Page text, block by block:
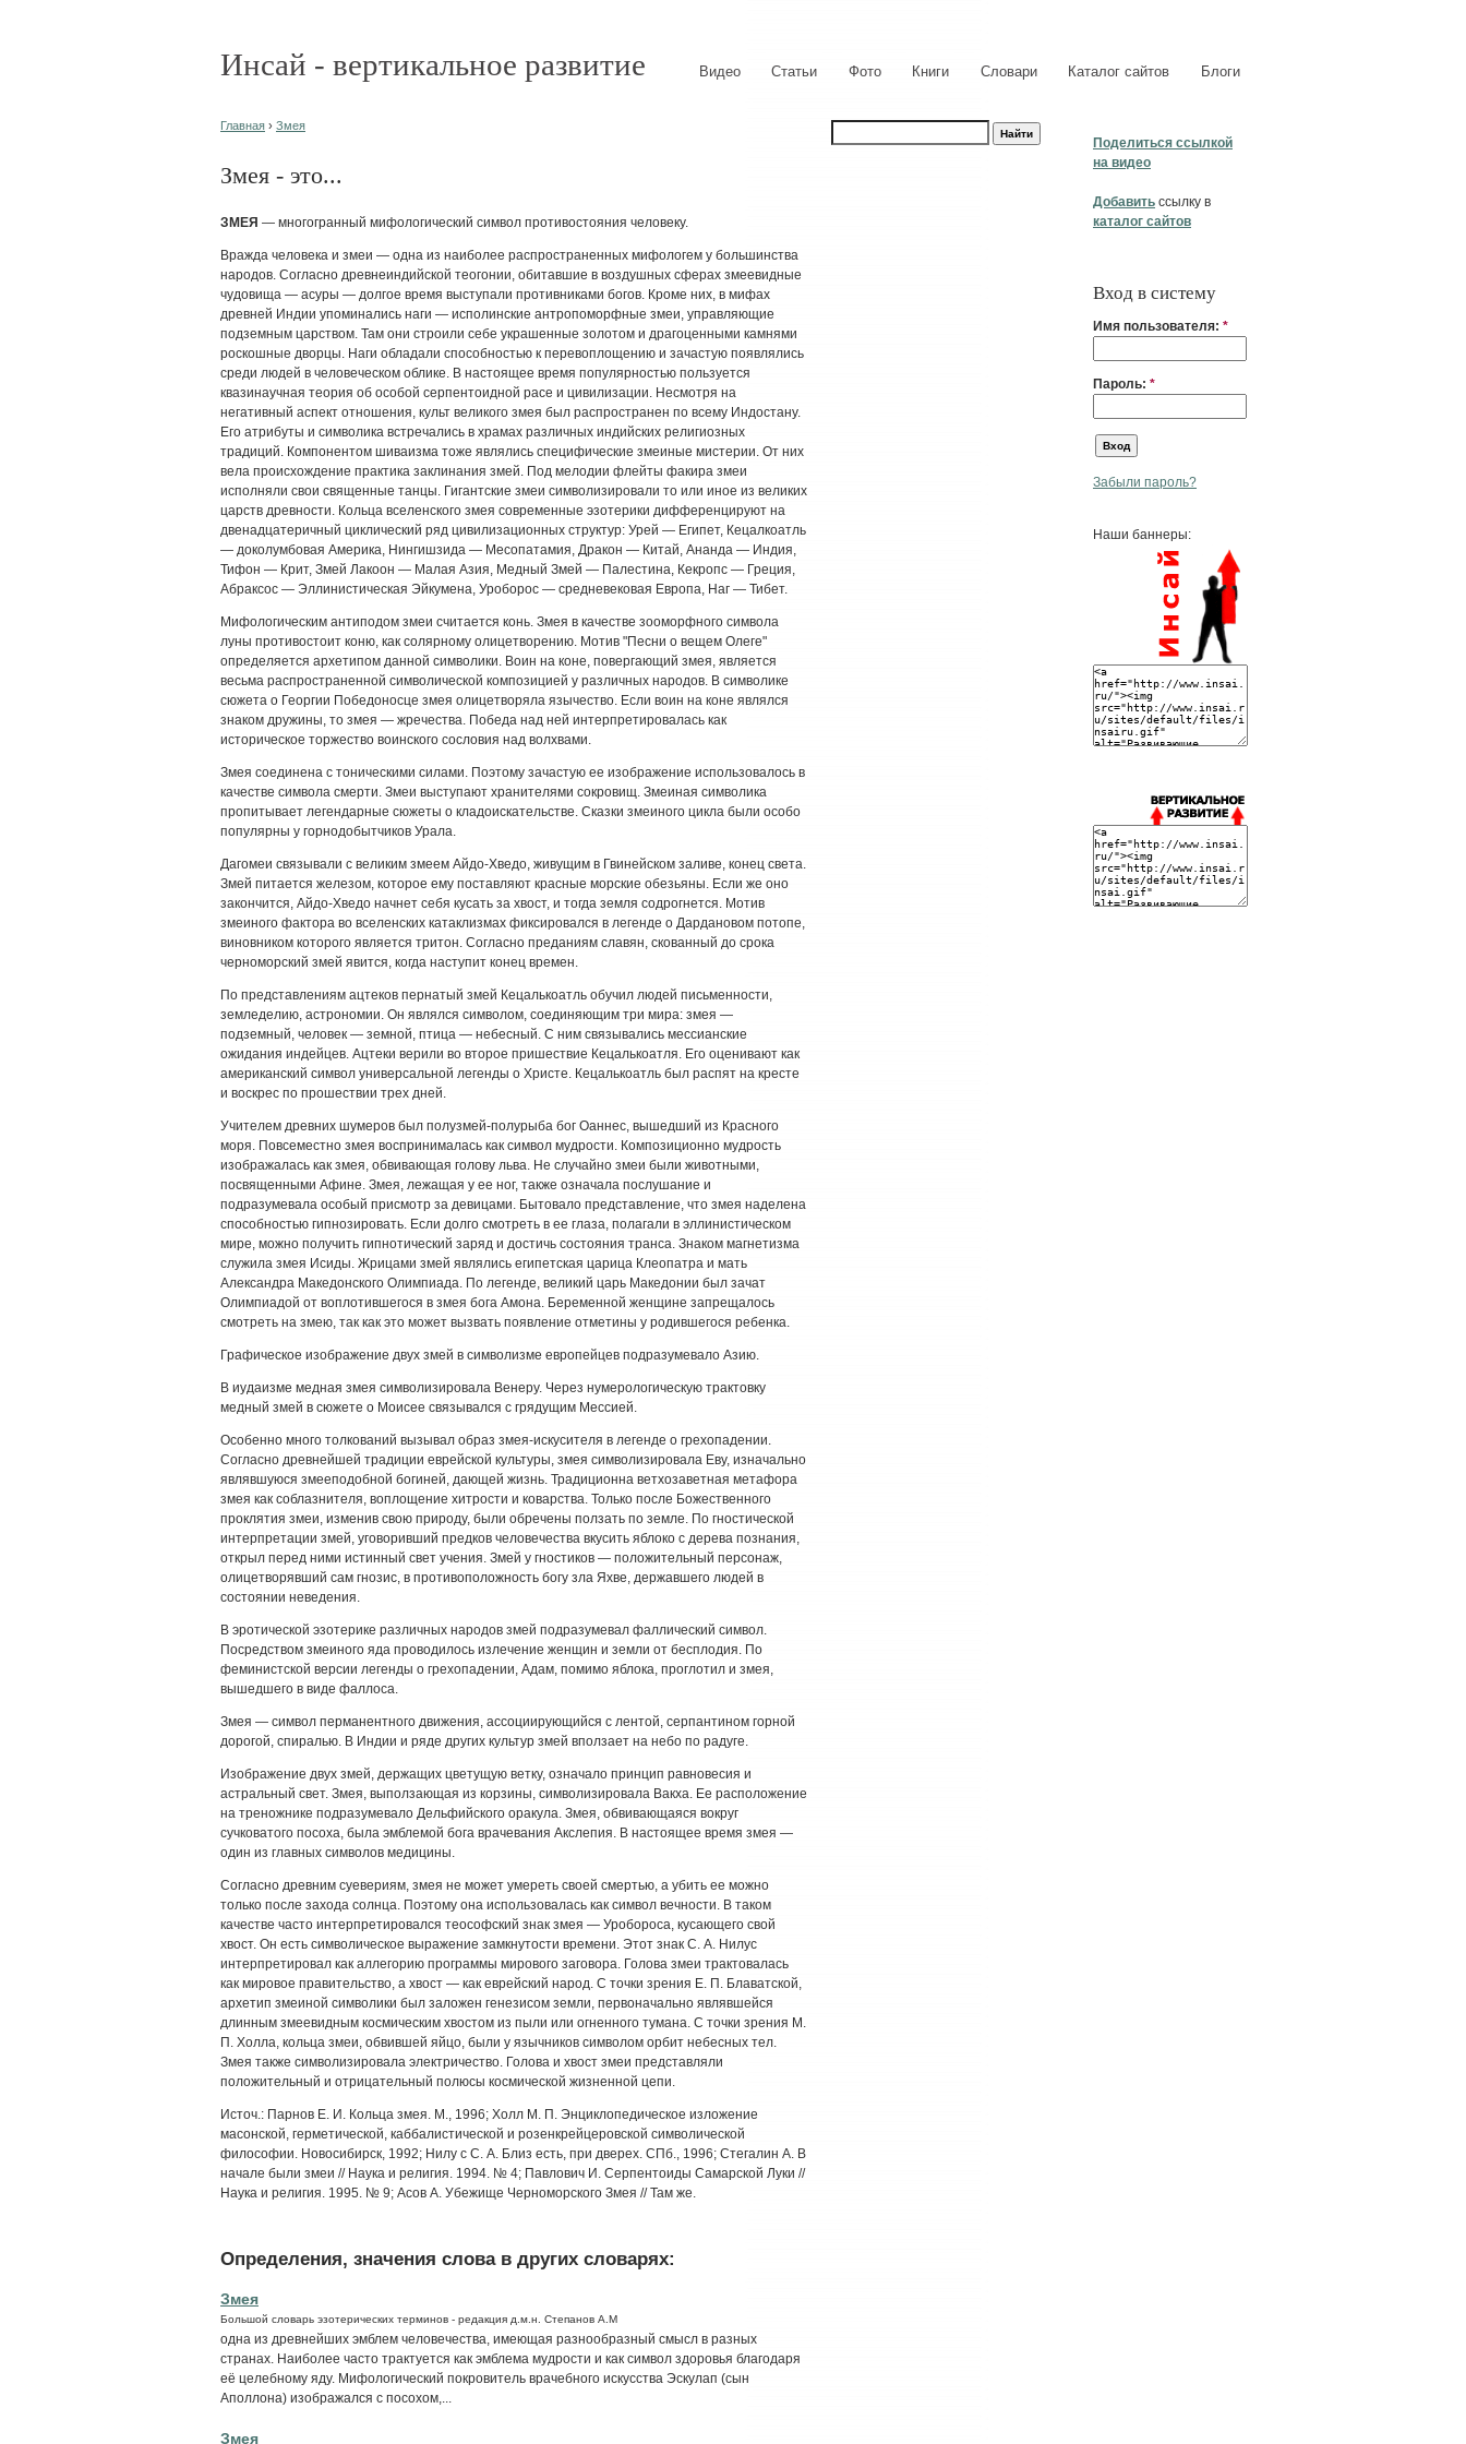
Инсай - вертикальное развитие Видео Статьи Фото Книги Словари Каталог сайтов Блоги
Поделиться ссылкой
на видео
Добавить ссылку в
каталог сайтов
Вход в систему
Имя пользователя: *
Пароль: *
Забыли пароль?
Наши баннеры:
Главная › Змея
Змея - это...
ЗМЕЯ — многогранный мифологический символ противостояния человеку.
Вражда человека и змеи — одна из наиболее распространенных мифологем у большинства
народов. Согласно древнеиндийской теогонии, обитавшие в воздушных сферах змеевидные
чудовища — асуры — долгое время выступали противниками богов. Кроме них, в мифах
древней Индии упоминались наги — исполинские антропоморфные змеи, управляющие
подземным царством. Там они строили себе украшенные золотом и драгоценными камнями
роскошные дворцы. Наги обладали способностью к перевоплощению и зачастую появлялись
среди людей в человеческом облике. В настоящее время популярностью пользуется
квазинаучная теория об особой серпентоидной расе и цивилизации. Несмотря на
негативный аспект отношения, культ великого змея был распространен по всему Индостану.
Его атрибуты и символика встречались в храмах различных индийских религиозных
традиций. Компонентом шиваизма тоже являлись специфические змеиные мистерии. От них
вела происхождение практика заклинания змей. Под мелодии флейты факира змеи
исполняли свои священные танцы. Гигантские змеи символизировали то или иное из великих
царств древности. Кольца вселенского змея современные эзотерики дифференцируют на
двенадцатеричный циклический ряд цивилизационных структур: Урей — Египет, Кецалкоатль
— доколумбовая Америка, Нингишзида — Месопатамия, Дракон — Китай, Ананда — Индия,
Тифон — Крит, Змей Лакоон — Малая Азия, Медный Змей — Палестина, Кекропс — Греция,
Абраксос — Эллинистическая Эйкумена, Уроборос — средневековая Европа, Наг — Тибет.
Мифологическим антиподом змеи считается конь. Змея в качестве зооморфного символа
луны противостоит коню, как солярному олицетворению. Мотив "Песни о вещем Олеге"
определяется архетипом данной символики. Воин на коне, повергающий змея, является
весьма распространенной символической композицией у различных народов. В символике
сюжета о Георгии Победоносце змея олицетворяла язычество. Если воин на коне являлся
знаком дружины, то змея — жречества. Победа над ней интерпретировалась как
историческое торжество воинского сословия над волхвами.
Змея соединена с тоническими силами. Поэтому зачастую ее изображение использовалось в
качестве символа смерти. Змеи выступают хранителями сокровищ. Змеиная символика
пропитывает легендарные сюжеты о кладоискательстве. Сказки змеиного цикла были особо
популярны у горнодобытчиков Урала.
Дагомеи связывали с великим змеем Айдо-Хведо, живущим в Гвинейском заливе, конец света.
Змей питается железом, которое ему поставляют красные морские обезьяны. Если же оно
закончится, Айдо-Хведо начнет себя кусать за хвост, и тогда земля содрогнется. Мотив
змеиного фактора во вселенских катаклизмах фиксировался в легенде о Дардановом потопе,
виновником которого является тритон. Согласно преданиям славян, скованный до срока
черноморский змей явится, когда наступит конец времен.
По представлениям ацтеков пернатый змей Кецалькоатль обучил людей письменности,
земледелию, астрономии. Он являлся символом, соединяющим три мира: змея —
подземный, человек — земной, птица — небесный. С ним связывались мессианские
ожидания индейцев. Ацтеки верили во второе пришествие Кецалькоатля. Его оценивают как
американский символ универсальной легенды о Христе. Кецалькоатль был распят на кресте
и воскрес по прошествии трех дней.
Учителем древних шумеров был полузмей-полурыба бог Оаннес, вышедший из Красного
моря. Повсеместно змея воспринималась как символ мудрости. Композиционно мудрость
изображалась как змея, обвивающая голову льва. Не случайно змеи были животными,
посвященными Афине. Змея, лежащая у ее ног, также означала послушание и
подразумевала особый присмотр за девицами. Бытовало представление, что змея наделена
способностью гипнозировать. Если долго смотреть в ее глаза, полагали в эллинистическом
мире, можно получить гипнотический заряд и достичь состояния транса. Знаком магнетизма
служила змея Исиды. Жрицами змей являлись египетская царица Клеопатра и мать
Александра Македонского Олимпиада. По легенде, великий царь Македонии был зачат
Олимпиадой от воплотившегося в змея бога Амона. Беременной женщине запрещалось
смотреть на змею, так как это может вызвать появление отметины у родившегося ребенка.
Графическое изображение двух змей в символизме европейцев подразумевало Азию.
В иудаизме медная змея символизировала Венеру. Через нумерологическую трактовку
медный змей в сюжете о Моисее связывался с грядущим Мессией.
Особенно много толкований вызывал образ змея-искусителя в легенде о грехопадении.
Согласно древнейшей традиции еврейской культуры, змея символизировала Еву, изначально
являвшуюся змееподобной богиней, дающей жизнь. Традиционна ветхозаветная метафора
змея как соблазнителя, воплощение хитрости и коварства. Только после Божественного
проклятия змеи, изменив свою природу, были обречены ползать по земле. По гностической
интерпретации змей, уговоривший предков человечества вкусить яблоко с дерева познания,
открыл перед ними истинный свет учения. Змей у гностиков — положительный персонаж,
олицетворявший сам гнозис, в противоположность богу зла Яхве, державшего людей в
состоянии неведения.
В эротической эзотерике различных народов змей подразумевал фаллический символ.
Посредством змеиного яда проводилось излечение женщин и земли от бесплодия. По
феминистской версии легенды о грехопадении, Адам, помимо яблока, проглотил и змея,
вышедшего в виде фаллоса.
Змея — символ перманентного движения, ассоциирующийся с лентой, серпантином горной
дорогой, спиралью. В Индии и ряде других культур змей вползает на небо по радуге.
Изображение двух змей, держащих цветущую ветку, означало принцип равновесия и
астральный свет. Змея, выползающая из корзины, символизировала Вакха. Ее расположение
на треножнике подразумевало Дельфийского оракула. Змея, обвивающаяся вокруг
сучковатого посоха, была эмблемой бога врачевания Акслепия. В настоящее время змея —
один из главных символов медицины.
Согласно древним суевериям, змея не может умереть своей смертью, а убить ее можно
только после захода солнца. Поэтому она использовалась как символ вечности. В таком
качестве часто интерпретировался теософский знак змея — Уробороса, кусающего свой
хвост. Он есть символическое выражение замкнутости времени. Этот знак С. А. Нилус
интерпретировал как аллегорию программы мирового заговора. Голова змеи трактовалась
как мировое правительство, а хвост — как еврейский народ. С точки зрения Е. П. Блаватской,
архетип змеиной символики был заложен генезисом земли, первоначально являвшейся
длинным змеевидным космическим хвостом из пыли или огненного тумана. С точки зрения М.
П. Холла, кольца змеи, обвившей яйцо, были у язычников символом орбит небесных тел.
Змея также символизировала электричество. Голова и хвост змеи представляли
положительный и отрицательный полюсы космической жизненной цепи.
Источ.: Парнов Е. И. Кольца змея. М., 1996; Холл М. П. Энциклопедическое изложение
масонской, герметической, каббалистической и розенкрейцеровской символической
философии. Новосибирск, 1992; Нилу с С. А. Близ есть, при дверех. СПб., 1996; Стегалин А. В
начале были змеи // Наука и религия. 1994. № 4; Павлович И. Серпентоиды Самарской Луки //
Наука и религия. 1995. № 9; Асов А. Убежище Черноморского Змея // Там же.
Определения, значения слова в других словарях:
Змея
Большой словарь эзотерических терминов - редакция д.м.н. Степанов А.М
одна из древнейших эмблем человечества, имеющая разнообразный смысл в разных
странах. Наиболее часто трактуется как эмблема мудрости и как символ здоровья благодаря
её целебному яду. Мифологический покровитель врачебного искусства Эскулап (сын
Аполлона) изображался с посохом,...
Змея